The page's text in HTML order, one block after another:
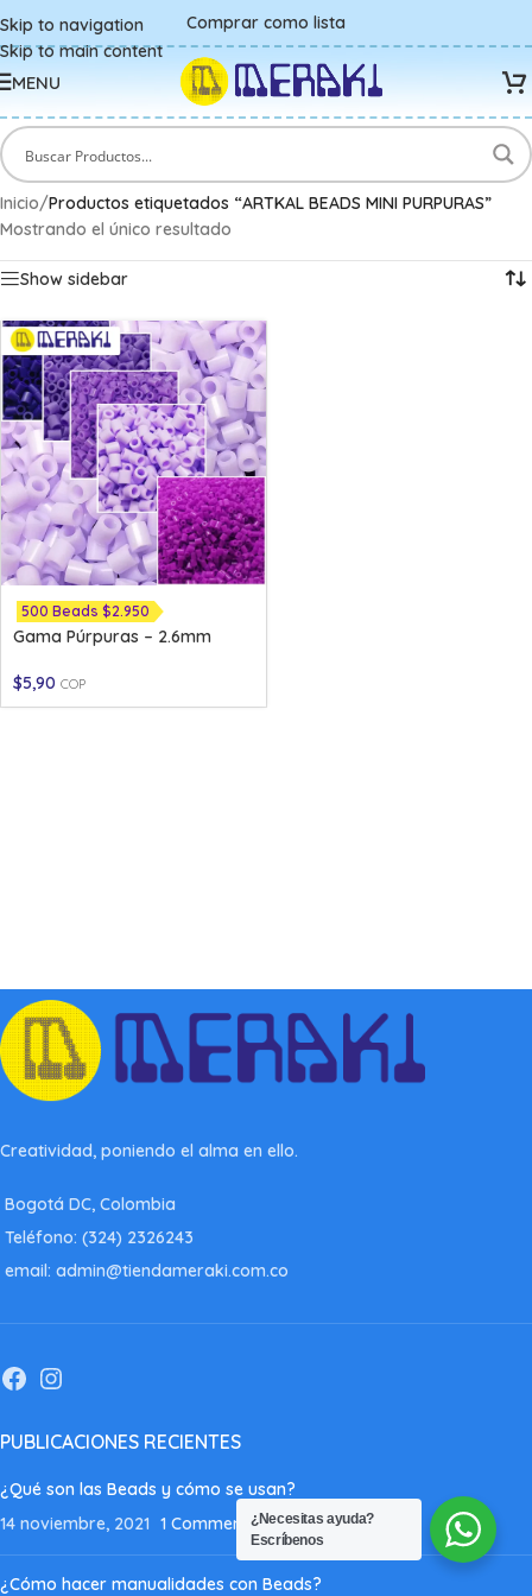
Skip to navigation
Skip to main content
Comprar como lista
MENU
Inicio/Productos etiquetados “ARTKAL BEADS MINI PURPURAS”
Mostrando el único resultado
Show sidebar
500 Beads $2.950
Gama Púrpuras – 2.6mm
$5,90 COP
Creatividad, poniendo el alma en ello.
Bogotá DC, Colombia
Teléfono: (324) 2326243
email: admin@tiendameraki.com.co
PUBLICACIONES RECIENTES
¿Qué son las Beads y cómo se usan?
14 noviembre, 2021 1 Comment
¿Cómo hacer manualidades con Beads?
¿Necesitas ayuda?
Escríbenos